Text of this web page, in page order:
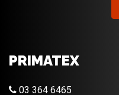
PRIMATEX
03 364 6465